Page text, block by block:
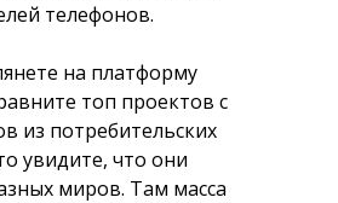
телефонов.
на платформу
топ проектов с
из потребительских
увидите, что они
миров. Там масса